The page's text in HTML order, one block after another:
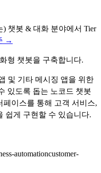
) 챗봇 & 대화 분야에서 Tier
→
형 챗봇을 구축합니다.
및 기타 메시징 앱을 위한
있도록 돕는 노코드 챗봇
이스를 통해 고객 서비스,
쉽게 구현할 수 있습니다.
automationcustomer-